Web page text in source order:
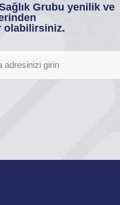
Grubu yenilik ve
olabilirsiniz.